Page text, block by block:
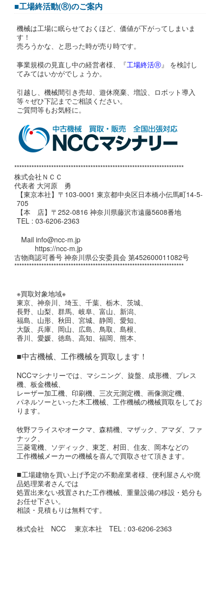
■工場終活動(Ⓡ)のご案内
機械は工場に眠らせておくほど、価値が下がってしまいま
す！
売ろうかな、と思った時が売り時です。
事業規模の見直し中の経営者様、『工場終活Ⓡ』 を検討し
てみてはいかがでしょうか。
引越し、機械間引き売却、遊休廃棄、増設、ロボット導入
等々ぜひ下記までご相談ください。
ご質問等もお気軽に。
*********************************************************************
株式会社ＮＣＣ
代表者 大河原 勇
【東京本社】〒103-0001 東京都中央区日本橋小伝馬町14-5-
705
【本 店】〒252-0816 神奈川県藤沢市遠藤5608番地
TEL : 03-6206-2363
Mail info@ncc-m.jp
https://ncc-m.jp
古物商認可番号 神奈川県公安委員会 第452600011082号
*********************************************************************
※買取対象地域※
東京、神奈川、埼玉、千葉、栃木、茨城、
長野、山梨、群馬、岐阜、富山、新潟、
福島、山形、秋田、宮城、静岡、愛知、
大阪、兵庫、岡山、広島、鳥取、島根、
香川、愛媛、徳島、高知、福岡、熊本、
■中古機械、工作機械を買取します！
NCCマシナリーでは、マシニング、旋盤、成形機、プレス
機、板金機械、
レーザー加工機、印刷機、三次元測定機、画像測定機、
パネルソーといった木工機械、工作機械の機械買取をしてお
ります。
牧野フライスやオークマ、森精機、マザック、アマダ、ファ
ナック、
三菱電機、ソディック、東芝、村田、住友、岡本などの
工作機械メーカーの機械を喜んで買取させて頂きます。
■工場建物を買い上げ予定の不動産業者様、便利屋さんや廃
品処理業者さんでは
処置出来ない残置された工作機械、重量設備の移設・処分も
お任せ下さい。
相談・見積もりは無料です。
株式会社 NCC 東京本社 TEL : 03-6206-2363